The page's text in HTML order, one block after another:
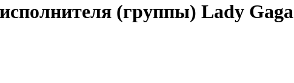
(группы) Lady Gaga